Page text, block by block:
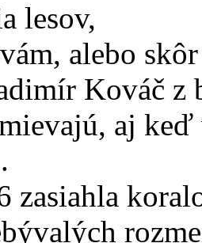
lesov,
alebo
Kováč z
aj
zasiahla